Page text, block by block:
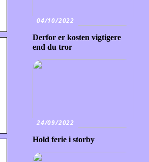
04/10/2022
Derfor er kosten vigtigere
end du tror
24/09/2022
Hold ferie i storby